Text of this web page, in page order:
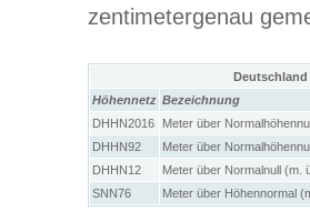
zentimetergenau
Höhennetz Bezeichnung
DHHN2016
Meter über
DHHN92
Meter über
DHHN12
Meter über Normalnull (m.
SNN76
Meter über Höhennormal